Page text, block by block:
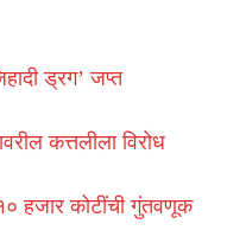
ड्रग’ जप्त
कत्तलीला विरोध
हजार कोटींची गुंतवणूक